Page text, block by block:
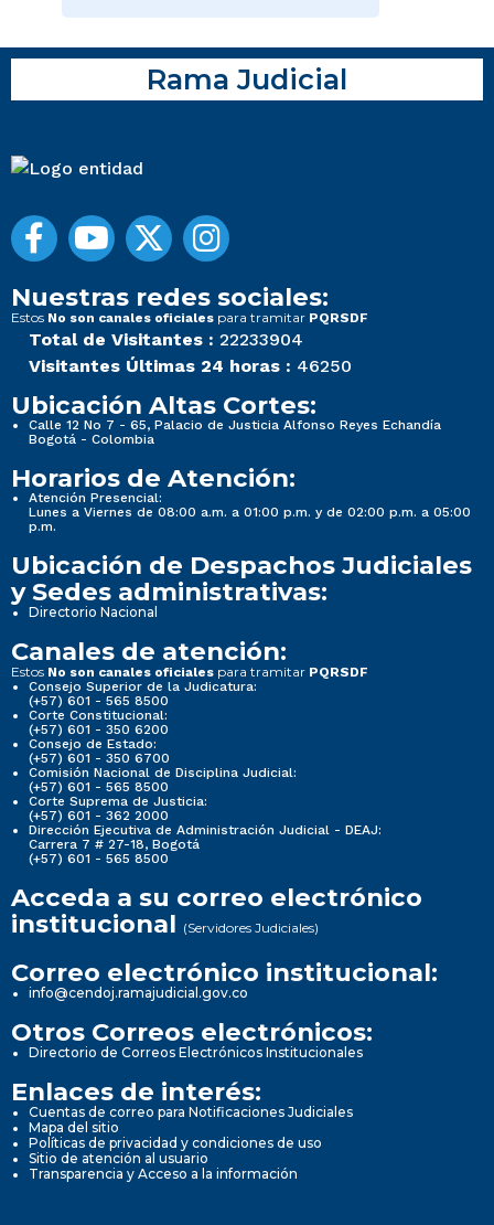
Rama Judicial
Nuestras redes sociales:
Estos No son canales oficiales para tramitar PQRSDF
Total de Visitantes : 22233904
Visitantes Últimas 24 horas : 46250
Ubicación Altas Cortes:
Calle 12 No 7 - 65, Palacio de Justicia Alfonso Reyes Echandía
Bogotá - Colombia
Horarios de Atención:
Atención Presencial:
Lunes a Viernes de 08:00 a.m. a 01:00 p.m. y de 02:00 p.m. a 05:00
p.m.
Ubicación de Despachos Judiciales
y Sedes administrativas:
Directorio Nacional
Canales de atención:
Estos No son canales oficiales para tramitar PQRSDF
Consejo Superior de la Judicatura:
(+57) 601 - 565 8500
Corte Constitucional:
(+57) 601 - 350 6200
Consejo de Estado:
(+57) 601 - 350 6700
Comisión Nacional de Disciplina Judicial:
(+57) 601 - 565 8500
Corte Suprema de Justicia:
(+57) 601 - 362 2000
Dirección Ejecutiva de Administración Judicial - DEAJ:
Carrera 7 # 27-18, Bogotá
(+57) 601 - 565 8500
Acceda a su correo electrónico
institucional (Servidores Judiciales)
Correo electrónico institucional:
info@cendoj.ramajudicial.gov.co
Otros Correos electrónicos:
Directorio de Correos Electrónicos Institucionales
Enlaces de interés:
Cuentas de correo para Notificaciones Judiciales
Mapa del sitio
Políticas de privacidad y condiciones de uso
Sitio de atención al usuario
Transparencia y Acceso a la información